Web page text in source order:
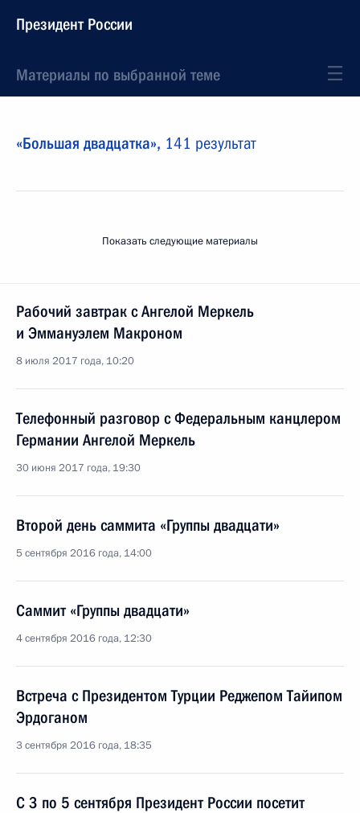
Президент России
Материалы по выбранной теме
«Большая двадцатка», 141 результат
Показать следующие материалы
Рабочий завтрак с Ангелой Меркель
и Эммануэлем Макроном
8 июля 2017 года, 10:20
Телефонный разговор с Федеральным канцлером
Германии Ангелой Меркель
30 июня 2017 года, 19:30
Второй день саммита «Группы двадцати»
5 сентября 2016 года, 14:00
Саммит «Группы двадцати»
4 сентября 2016 года, 12:30
Встреча с Президентом Турции Реджепом Тайипом
Эрдоганом
3 сентября 2016 года, 18:35
С 3 по 5 сентября Президент России посетит